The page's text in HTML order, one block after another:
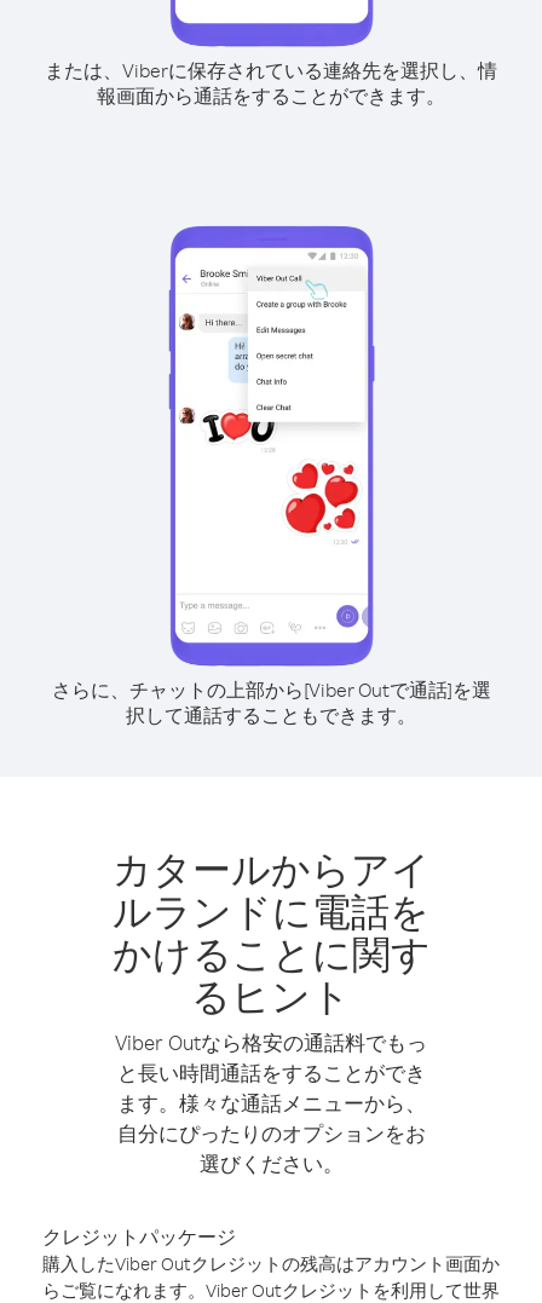
または、Viberに保存されている連絡先を選択し、情
報画面から通話をすることができます。
さらに、チャットの上部から[Viber Outで通話]を選
択して通話することもできます。
カタールからアイ
ルランドに電話を
かけることに関す
るヒント
Viber Outなら格安の通話料でもっ
と長い時間通話をすることができ
ます。様々な通話メニューから、
自分にぴったりのオプションをお
選びください。
クレジットパッケージ
購入したViber Outクレジットの残高はアカウント画面か
らご覧になれます。Viber Outクレジットを利用して世界